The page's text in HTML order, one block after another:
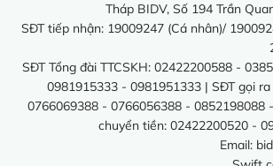
Tháp BIDV, Số 194 Trần
SĐT tiếp nhận: 19009247 (Cá nhân)/
SĐT Tổng đài TTCSKH: 02422200588 -
0981915333 - 0981951333 | SĐT gọi
0766069388 - 0766056388 - 0852198088
chuyển tiền: 02422200520 -
Email: